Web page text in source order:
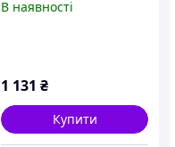
енергетичний захист
В наявності
1 131 ₴
Купити